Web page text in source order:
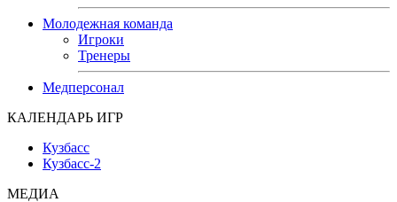
Молодежная команда
Игроки
Тренеры
Медперсонал
КАЛЕНДАРЬ ИГР
Кузбасс
Кузбасс-2
МЕДИА